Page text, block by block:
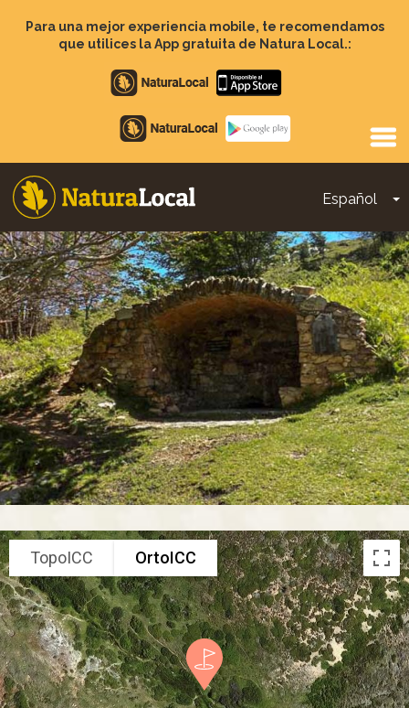
contenido
Para una mejor experiencia mobile, te recomendamos
que utilices la App gratuita de Natura Local.:
Apple
store
Google
Play
Español
Main
navigation
TopoICC OrtoICC